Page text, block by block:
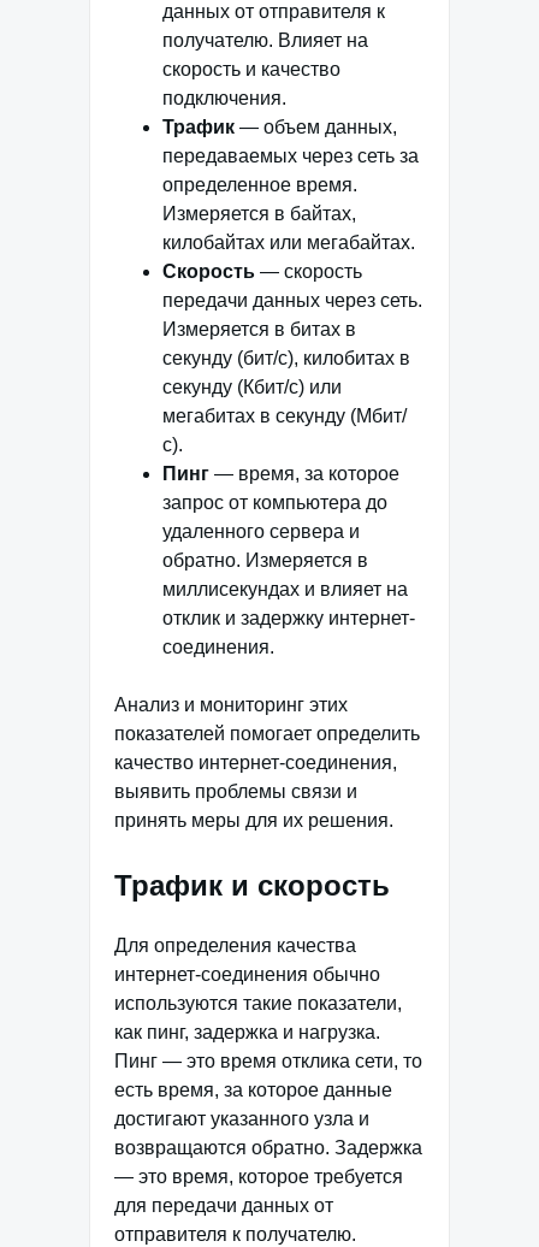
данных от отправителя к
получателю. Влияет на
скорость и качество
подключения.
Трафик — объем данных,
передаваемых через сеть за
определенное время.
Измеряется в байтах,
килобайтах или мегабайтах.
Скорость — скорость
передачи данных через сеть.
Измеряется в битах в
секунду (бит/с), килобитах в
секунду (Кбит/с) или
мегабитах в секунду (Мбит/
с).
Пинг — время, за которое
запрос от компьютера до
удаленного сервера и
обратно. Измеряется в
миллисекундах и влияет на
отклик и задержку интернет-
соединения.
Анализ и мониторинг этих
показателей помогает определить
качество интернет-соединения,
выявить проблемы связи и
принять меры для их решения.
Трафик и скорость
Для определения качества
интернет-соединения обычно
используются такие показатели,
как пинг, задержка и нагрузка.
Пинг — это время отклика сети, то
есть время, за которое данные
достигают указанного узла и
возвращаются обратно. Задержка
— это время, которое требуется
для передачи данных от
отправителя к получателю.